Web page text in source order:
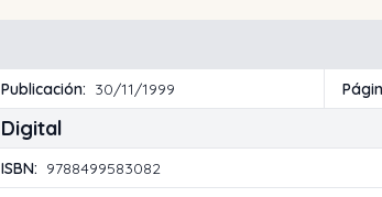
Publicación: 30/11/1999
Digital
ISBN: 9788499583082